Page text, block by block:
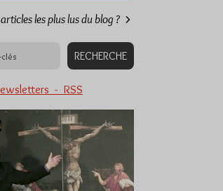
les plus lus du blog ?
- RSS